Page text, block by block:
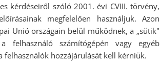
kérdéseiről szóló 2001. évi CVIII. törvény,
megfelelően használjuk. Azon
Unió országain belül működnek, a „sütik"
felhasználó számítógépén vagy egyéb
felhasználók hozzájárulását kell kérniük.